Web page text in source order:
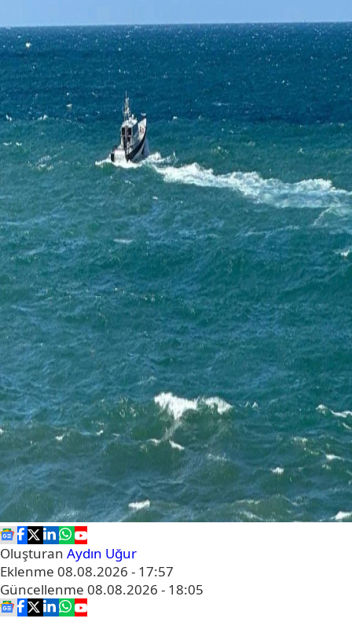
Oluşturan Aydın Uğur
Eklenme 08.08.2026 - 17:57
Güncellenme 08.08.2026 - 18:05